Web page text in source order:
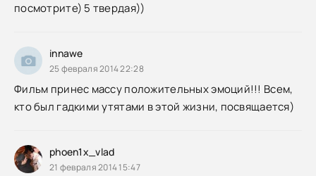
посмотрите) 5 твердая))
innawe
25 февраля 2014 22:28
Фильм принес массу положительных эмоций!!! Всем,
кто был гадкими утятами в этой жизни, посвящается)
phoen1x_vlad
21 февраля 2014 15:47